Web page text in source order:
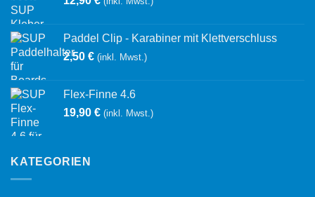
Paddel Clip - Karabiner mit Klettverschluss
2,50 € (inkl. Mwst.)
Flex-Finne 4.6
19,90 € (inkl. Mwst.)
KATEGORIEN